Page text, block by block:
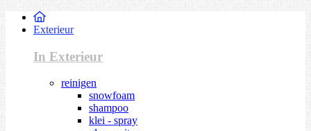
Exterieur
In Exterieur
reinigen
snowfoam
shampoo
klei - spray